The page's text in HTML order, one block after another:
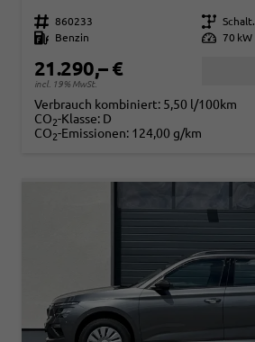
Fahrzeugnr. 860233 Getriebe
Kraftstoff
Benzin Leistung 70 kW
21.290,– €
incl. 19% MwSt.
Verbrauch kombiniert: 5,50 l/100km
CO2-Klasse: D
CO2-Emissionen: 124,00 g/km